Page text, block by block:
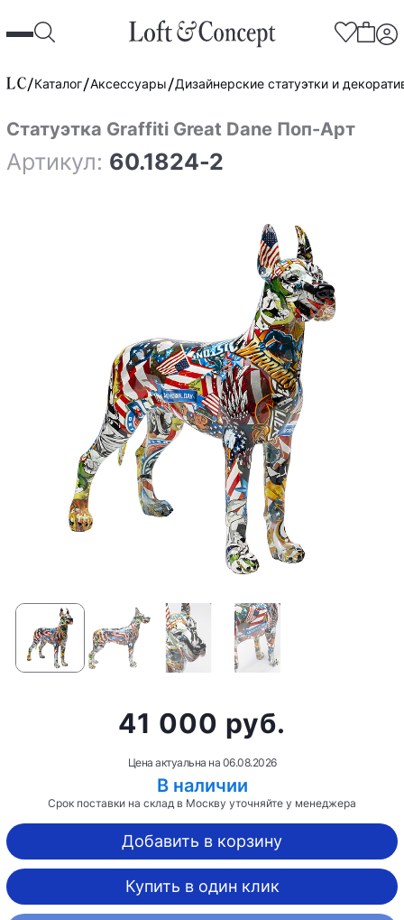
Каталог Аксессуары Дизайнерские статуэтки и
Статуэтка Graffiti Great Dane Поп-Арт
Артикул: 60.1824-2
41 000 руб.
Цена актуальна на 06.08.2026
В наличии
Срок поставки на склад в Москву уточняйте у менеджера
Добавить в корзину
Купить в один клик